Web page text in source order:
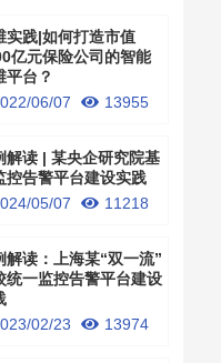
实践|如何打造市值
亿元保险公司的智能
平台？
06/07
13955
解读 | 某央企研究院基
控告警平台建设实践
05/07
11218
解读：上海某“双一流”
统一监控告警平台建设
02/23
13974